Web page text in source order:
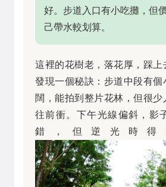
好。步道入口有小吃攤，但
己帶水較划算。
這裡的花樹老，落花厚，踩上
發現一個秘訣：步道中段有個
闊，能拍到整片花林，但很
往前衝。下午光線偏斜，影
錯，但逆光時得